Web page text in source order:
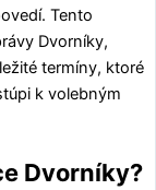
Tento
Dvorníky,
termíny, ktoré
k volebným
Dvorníky?